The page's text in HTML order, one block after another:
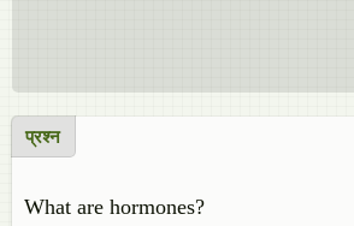
प्रश्न
What are hormones?